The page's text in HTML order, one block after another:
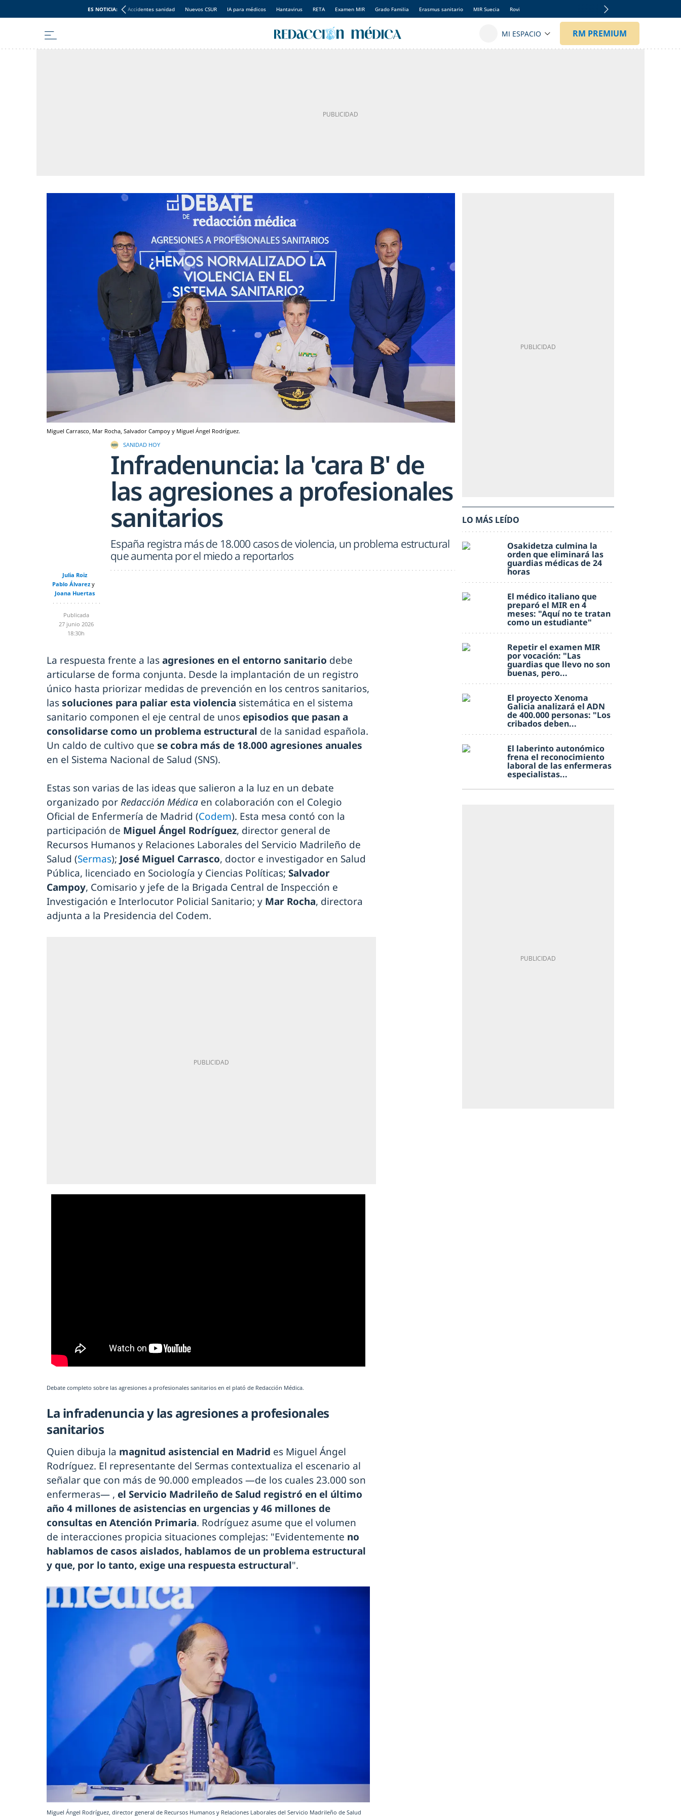
ES NOTICIA: Accidentes sanidad Nuevos CSUR IA para médicos Hantavirus RETA Examen MIR Grado Familia Erasmus sanitario MIR Suecia Rovi
Miguel Carrasco, Mar Rocha, Salvador Campoy y Miguel Ángel Rodríguez.
SANIDAD HOY
Infradenuncia: la 'cara B' de
las agresiones a profesionales
sanitarios
España registra más de 18.000 casos de violencia, un problema estructural
que aumenta por el miedo a reportarlos
Julia Roiz
Pablo Álvarez
Joana Huertas
Publicada
27 junio 2026
18:30h
La respuesta frente a lasagresiones en el entorno sanitario debe
articularse de forma conjunta. Desde la implantación de un registro
único hasta priorizar medidas de prevención en los centros sanitarios,
lassoluciones para paliar esta violencia sistemática en el sistema
sanitario componen el eje central de unos episodios que pasan a
consolidarse como un problema estructural de la sanidad española.
Un caldo de cultivo que se cobra más de 18.000 agresiones anuales
en el Sistema Nacional de Salud (SNS).
Estas son varias de las ideas que salieron a la luz en un debate
organizado porRedacción Médica en colaboración con el Colegio
Oficial de Enfermería de Madrid (Codem). Esta mesa contó con la
participación de Miguel Ángel Rodríguez, director general de
Recursos Humanos y Relaciones Laborales del Servicio Madrileño de
Salud (Sermas); José Miguel Carrasco, doctor e investigador en Salud
Pública, licenciado en Sociología y Ciencias Políticas; Salvador
Campoy, Comisario y jefe de la Brigada Central de Inspección e
Investigación e Interlocutor Policial Sanitario; y Mar Rocha, directora
adjunta a la Presidencia del Codem.
Debate completo sobre las agresiones a profesionales sanitarios en el plató de Redacción Médica.
La infradenuncia y las agresiones a profesionales
sanitarios
Quien dibuja la magnitud asistencial en Madrid es Miguel Ángel
Rodríguez. El representante del Sermas contextualiza el escenario al
señalar que con más de 90.000 empleados —de los cuales 23.000 son
enfermeras— , el Servicio Madrileño de Salud registró en el último
año 4 millones de asistencias en urgencias y 46 millones de
consultas en Atención Primaria. Rodríguez asume que el volumen
de interacciones propicia situaciones complejas: "Evidentemente no
hablamos de casos aislados, hablamos de un problema estructural
y que, por lo tanto, exige una respuesta estructural".
Miguel Ángel Rodríguez, director general de Recursos Humanos y Relaciones Laborales del Servicio Madrileño de Salud
LO MÁS LEÍDO
Osakidetza culmina la
orden que eliminará las
guardias médicas de 24
horas
El médico italiano que
preparó el MIR en 4
meses: "Aquí no te tratan
como un estudiante"
Repetir el examen MIR
por vocación: "Las
guardias que llevo no son
buenas, pero...
El proyecto Xenoma
Galicia analizará el ADN
de 400.000 personas: "Los
cribados deben...
El laberinto autonómico
frena el reconocimiento
laboral de las enfermeras
especialistas...